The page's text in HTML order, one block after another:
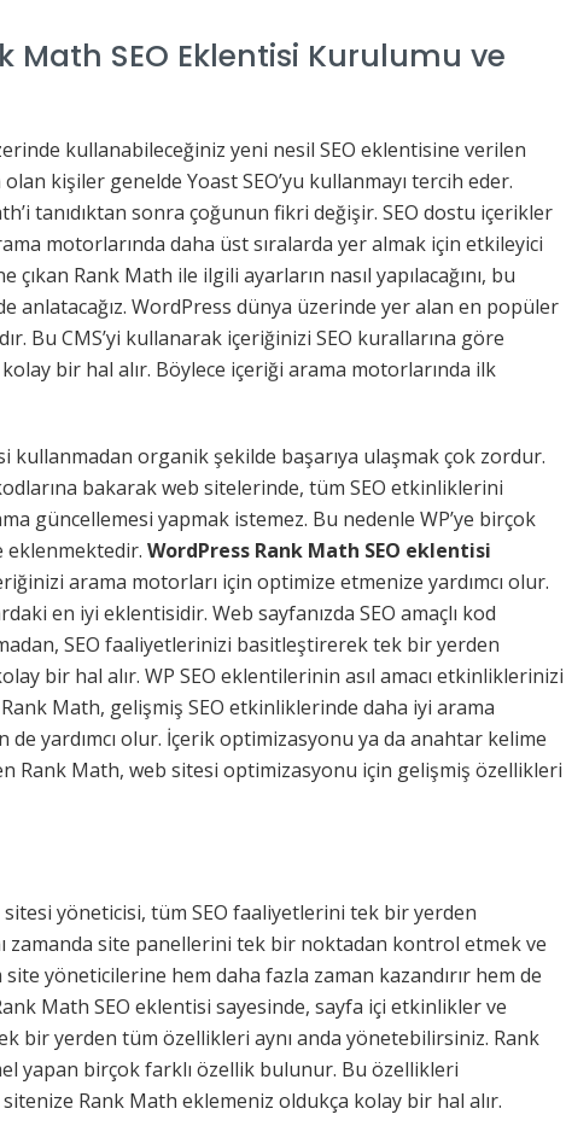
Math SEO Eklentisi Kurulumu ve
kullanabileceğiniz yeni nesil SEO eklentisine verilen
kişiler genelde Yoast SEO’yu kullanmayı tercih eder.
tanıdıktan sonra çoğunun fikri değişir. SEO dostu içerikler
motorlarında daha üst sıralarda yer almak için etkileyici
Rank Math ile ilgili ayarların nasıl yapılacağını, bu
anlatacağız. WordPress dünya üzerinde yer alan en popüler
Bu CMS’yi kullanarak içeriğinizi SEO kurallarına göre
bir hal alır. Böylece içeriği arama motorlarında ilk
kullanmadan organik şekilde başarıya ulaşmak çok zordur.
bakarak web sitelerinde, tüm SEO etkinliklerini
güncellemesi yapmak istemez. Bu nedenle WP’ye birçok
eklenmektedir. WordPress Rank Math SEO eklentisi
arama motorları için optimize etmenize yardımcı olur.
en iyi eklentisidir. Web sayfanızda SEO amaçlı kod
SEO faaliyetlerinizi basitleştirerek tek bir yerden
bir hal alır. WP SEO eklentilerinin asıl amacı etkinliklerinizi
Math, gelişmiş SEO etkinliklerinde daha iyi arama
yardımcı olur. İçerik optimizasyonu ya da anahtar kelime
Rank Math, web sitesi optimizasyonu için gelişmiş özellikleri
sitesi yöneticisi, tüm SEO faaliyetlerini tek bir yerden
zamanda site panellerini tek bir noktadan kontrol etmek ve
yöneticilerine hem daha fazla zaman kazandırır hem de
Math SEO eklentisi sayesinde, sayfa içi etkinlikler ve
bir yerden tüm özellikleri aynı anda yönetebilirsiniz. Rank
yapan birçok farklı özellik bulunur. Bu özellikleri
sitenize Rank Math eklemeniz oldukça kolay bir hal alır.